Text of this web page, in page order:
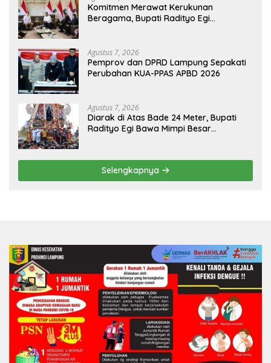
Komitmen Merawat Kerukunan
Beragama, Bupati Radityo Egi
Agustus 7, 2026
Pemprov dan DPRD Lampung Sepakati
Perubahan KUA-PPAS APBD 2026
Agustus 7, 2026
Diarak di Atas Bade 24 Meter, Bupati
Radityo Egi Bawa Mimpi Besar
Selengkapnya